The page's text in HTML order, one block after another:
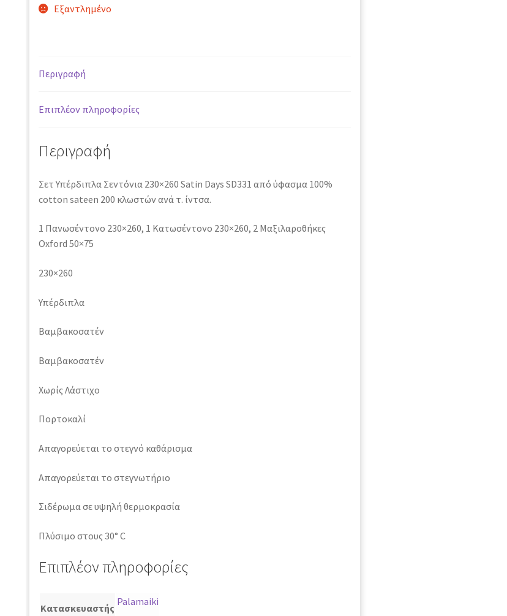
Εξαντλημένο
Περιγραφή
Επιπλέον πληροφορίες
Περιγραφή
Σετ Υπέρδιπλα Σεντόνια 230×260 Satin Days SD331 από ύφασμα 100%
cotton sateen 200 κλωστών ανά τ. ίντσα.
1 Πανωσέντονο 230×260, 1 Κατωσέντονο 230×260, 2 Μαξιλαροθήκες
Oxford 50×75
230×260
Υπέρδιπλα
Βαμβακοσατέν
Βαμβακοσατέν
Χωρίς Λάστιχο
Πορτοκαλί
Απαγορεύεται το στεγνό καθάρισμα
Απαγορεύεται το στεγνωτήριο
Σιδέρωμα σε υψηλή θερμοκρασία
Πλύσιμο στους 30° C
Επιπλέον πληροφορίες
Κατασκευαστής
Palamaiki